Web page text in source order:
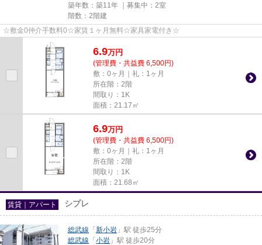
築年数：築11年 ｜募集中： 2室
階数：2階建
☆敷金0仲介手数料0☆家賃１ヶ月無料☆家具家電付き☆
6.9万円
(管理費・共益費 6,500円)
敷：0ヶ月｜礼：1ヶ月
所在階：2階
間取り：1K
面積：21.17㎡
6.9万円
(管理費・共益費 6,500円)
敷：0ヶ月｜礼：1ヶ月
所在階：2階
間取り：1K
面積：21.68㎡
賃貸｜アパート シプレ
総武線 「 新小岩 」駅 徒歩25分
総武線 「 小岩 」駅 徒歩20分